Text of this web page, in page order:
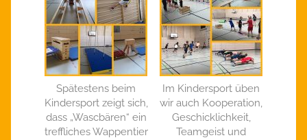
Spätestens beim
Kindersport zeigt sich,
dass „Wascbären“ ein
treffliches Wappentier
Im Kindersport üben
wir auch Kooperation,
Geschicklichkeit,
Teamgeist und